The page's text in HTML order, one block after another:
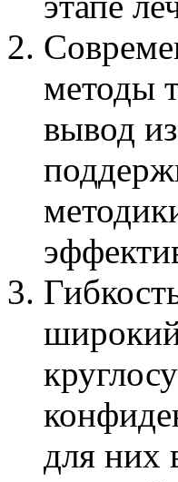
методы
вывод
широкий
для них